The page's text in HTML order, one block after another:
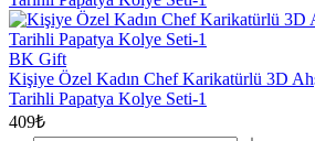
BK Gift
Kişiye Özel Kadın Chef Karikatürlü 3D
Tarihli Papatya Kolye Seti-1
409₺